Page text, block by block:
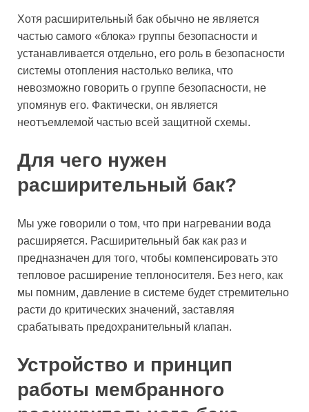
Хотя расширительный бак обычно не является
частью самого «блока» группы безопасности и
устанавливается отдельно, его роль в безопасности
системы отопления настолько велика, что
невозможно говорить о группе безопасности, не
упомянув его. Фактически, он является
неотъемлемой частью всей защитной схемы.
Для чего нужен
расширительный бак?
Мы уже говорили о том, что при нагревании вода
расширяется. Расширительный бак как раз и
предназначен для того, чтобы компенсировать это
тепловое расширение теплоносителя. Без него, как
мы помним, давление в системе будет стремительно
расти до критических значений, заставляя
срабатывать предохранительный клапан.
Устройство и принцип
работы мембранного